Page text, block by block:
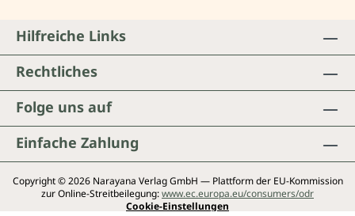
Folge uns auf
Einfache Zahlung
Hilfreiche Links
Rechtliches
Copyright © 2026 Narayana Verlag GmbH — Plattform der EU-Kommission
zur Online-Streitbeilegung:www.ec.europa.eu/consumers/odr
Cookie-Einstellungen